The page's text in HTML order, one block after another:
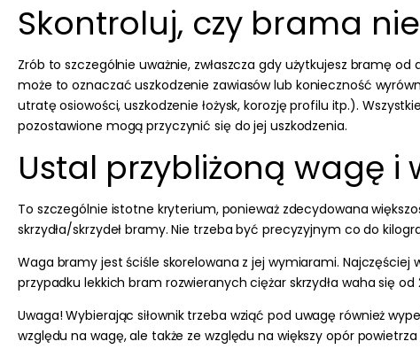
Skontroluj, czy brama
Zrób to szczególnie uważnie, zwłaszcza gdy użytkujesz bramę od
może to oznaczać uszkodzenie zawiasów lub konieczność
utratę osiowości, uszkodzenie łożysk, korozję profilu itp.).
pozostawione mogą przyczynić się do jej uszkodzenia.
Ustal przybliżoną wagę
To szczególnie istotne kryterium, ponieważ zdecydowana
skrzydła/skrzydeł bramy. Nie trzeba być precyzyjnym co do
Waga bramy jest ściśle skorelowana z jej wymiarami. Najczęściej
przypadkulekkich bram rozwieranych ciężar skrzydła waha się od
Uwaga! Wybierając siłownik trzeba wziąć pod uwagę również
względu na wagę, ale także ze względu na większy opór